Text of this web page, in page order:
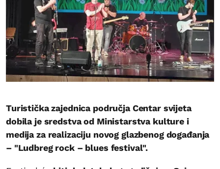
Turistička zajednica područja Centar svijeta
dobila je sredstva od Ministarstva kulture i
medija za realizaciju novog glazbenog događanja
– "Ludbreg rock – blues festival".